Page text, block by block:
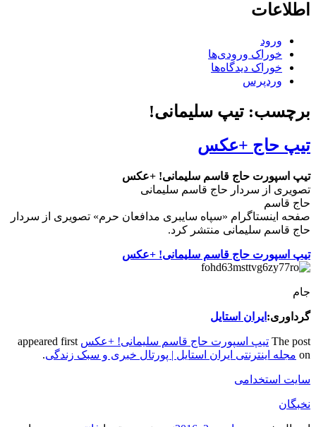
اطلاعات
ورود
خوراک ورودی‌ها
خوراک دیدگاه‌ها
وردپرس
برچسب: تیپ سلیمانی!
تیپ حاج +عکس
تیپ اسپورت حاج قاسم سلیمانی! +عکس
تصویری از سردار حاج قاسم سلیمانی
حاج قاسم
صفحه اینستاگرام «سپاه سایبری مدافعان حرم» تصویری از سردار
حاج قاسم سلیمانی منتشر کرد.
تیپ اسپورت حاج قاسم سلیمانی! +عکس
جام
گرداوری: ایران استایل
The post تیپ اسپورت حاج قاسم سلیمانی! +عکس appeared first
on مجله اینترنتی ایران استایل | پورتال خبری و سبک زندگی.
سایت استخدامی
نخبگان